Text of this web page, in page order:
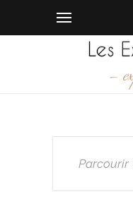
Parcourir